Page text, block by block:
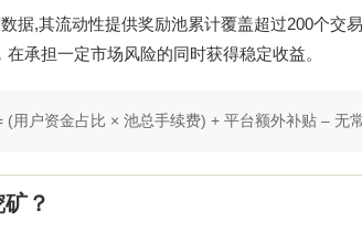
据,其流动性提供奖励池累计覆盖超过200个交
承担一定市场风险的同时获得稳定收益。
(用户资金占比 × 池总手续费) + 平台额外补贴 – 无
？